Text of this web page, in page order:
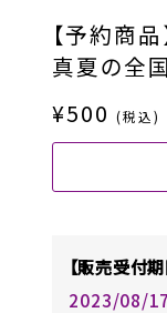
【予約商
真夏の全
¥500 (税込)
【販売受付期
2023/08/